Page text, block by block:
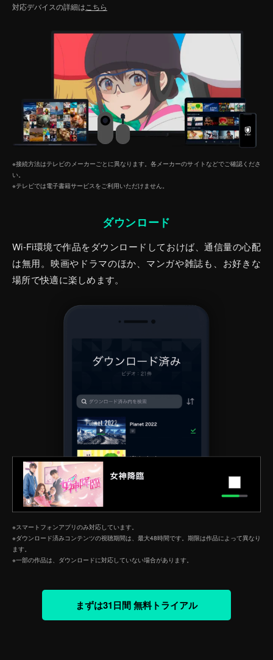
対応デバイスの詳細は こちら
※接続方法はテレビのメーカーごとに異なります。各メーカーのサイトなどでご確認くださ
い。
※テレビでは電子書籍サービスをご利⽤いただけません。
ダウンロード
Wi-Fi環境で作品をダウンロードしておけば、通信量の心配
は無用。映画やドラマのほか、マンガや雑誌も、お好きな
場所で快適に楽しめます。
※スマートフォンアプリのみ対応しています。
※ダウンロード済みコンテンツの視聴期間は、最大48時間です。期限は作品によって異なり
ます。
※一部の作品は、ダウンロードに対応していない場合があります。
まずは31日間 無料トライアル